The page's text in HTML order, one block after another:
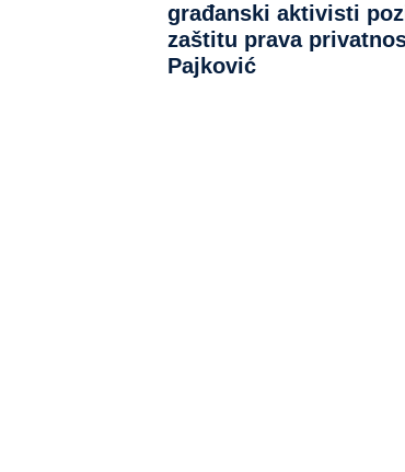
građanski aktivisti
zaštitu prava
Pajković